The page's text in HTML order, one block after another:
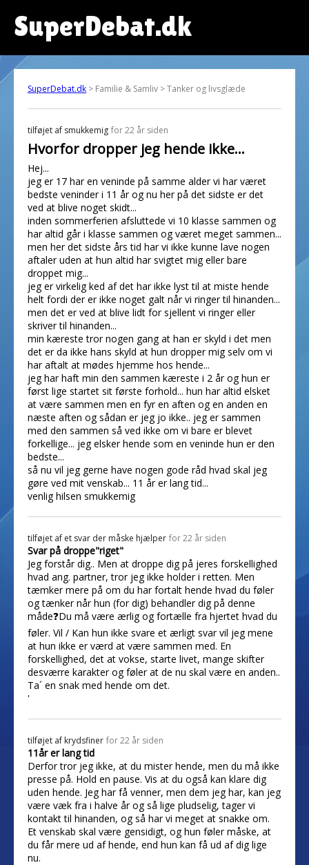
SuperDebat.dk
SuperDebat.dk > Familie & Samliv > Tanker og livsglæde
tilføjet af smukkemig for 22 år siden
Hvorfor dropper jeg hende ikke...
Hej...
jeg er 17 har en veninde på samme alder vi har været
bedste veninder i 11 år og nu her på det sidste er det
ved at blive noget skidt...
inden sommerferien afsluttede vi 10 klasse sammen og
har altid går i klasse sammen og været meget sammen...
men her det sidste års tid har vi ikke kunne lave nogen
aftaler uden at hun altid har svigtet mig eller bare
droppet mig...
jeg er virkelig ked af det har ikke lyst til at miste hende
helt fordi der er ikke noget galt når vi ringer til hinanden...
men det er ved at blive lidt for sjellent vi ringer eller
skriver til hinanden...
min kæreste tror nogen gang at han er skyld i det men
det er da ikke hans skyld at hun dropper mig selv om vi
har aftalt at mødes hjemme hos hende...
jeg har haft min den sammen kæreste i 2 år og hun er
først lige startet sit første forhold... hun har altid elsket
at være sammen men en fyr en aften og en anden en
næste aften og sådan er jeg jo ikke.. jeg er sammen
med den sammen så ved ikke om vi bare er blevet
forkellige... jeg elsker hende som en veninde hun er den
bedste...
så nu vil jeg gerne have nogen gode råd hvad skal jeg
gøre ved mit venskab... 11 år er lang tid...
venlig hilsen smukkemig
tilføjet af et svar der måske hjælper for 22 år siden
Svar på droppe"riget"
Jeg forstår dig.. Men at droppe dig på jeres forskellighed
hvad ang. partner, tror jeg ikke holder i retten. Men
tæmker mere på om du har fortalt hende hvad du føler
og tænker når hun (for dig) behandler dig på denne
måde❓Du må være ærlig og fortælle fra hjertet hvad du
føler. Vil / Kan hun ikke svare et ærligt svar vil jeg mene
at hun ikke er værd at være sammen med. En
forskellighed, det at vokse, starte livet, mange skifter
desværre karakter og føler at de nu skal være en anden..
Ta´ en snak med hende om det.
'
tilføjet af krydsfiner for 22 år siden
11år er lang tid
Derfor tror jeg ikke, at du mister hende, men du må ikke
presse på. Hold en pause. Vis at du også kan klare dig
uden hende. Jeg har få venner, men dem jeg har, kan jeg
være væk fra i halve år og så lige pludselig, tager vi
kontakt til hinanden, og så har vi meget at snakke om.
Et venskab skal være gensidigt, og hun føler måske, at
du får mere ud af hende, end hun kan få ud af dig lige
nu.